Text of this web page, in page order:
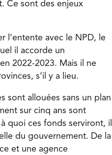
Ce sont des enjeux
l’entente avec le NPD, le
il accorde un
2022-2023. Mais il ne
s’il y a lieu.
sont allouées sans un plan
sur cinq ans sont
quoi ces fonds serviront, il
du gouvernement. De la
et une agence